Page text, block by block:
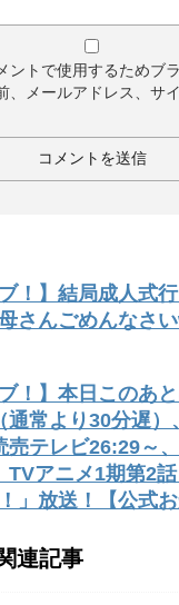
ントで使用するためブ
、メールアドレス、サ
ブ！】結局成人式
さんごめんなさ
ブ！】本日このあ
通常より30分遅）
売テレビ26:29～
TVアニメ1期第2
」放送！【公式お
連記事